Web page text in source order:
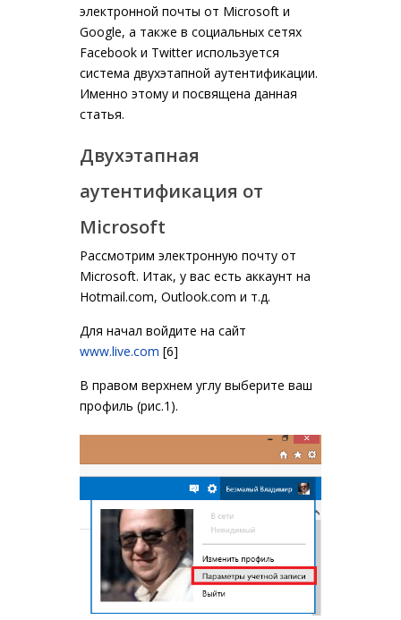
электронной почты от Microsoft и
Google, а также в социальных сетях
Facebook и Twitter используется
система двухэтапной аутентификации.
Именно этому и посвящена данная
статья.
Двухэтапная
аутентификация от
Microsoft
Рассмотрим электронную почту от
Microsoft. Итак, у вас есть аккаунт на
Hotmail.com, Outlook.com и т.д.
Для начал войдите на сайт
www.live.com [6]
В правом верхнем углу выберите ваш
профиль (рис.1).